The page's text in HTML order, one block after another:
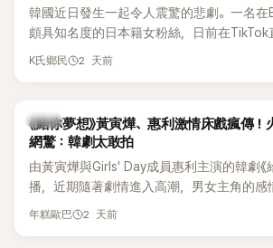
韓國近日發生一起令人震驚的悲劇。一名在
頗具知名度的日本籍女粉絲，日前在TikTok
終不幸身亡，消息曝光後震驚韓網，也讓不
K氏鄉民 2 天前
韓劇
《給你夢想》黃寅燁、惠利激情床戲瘋傳
網驚：韓劇太敢拍
由黃寅燁與Girls' Day成員惠利主演的韓劇《
播，近期隨著劇情進入高潮，男女主角的感
新播出的第8集不僅上演火辣吻戲，更接連
年糕歐巴 2 天前